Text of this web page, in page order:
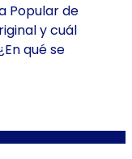
Popular de
y cuál
qué se